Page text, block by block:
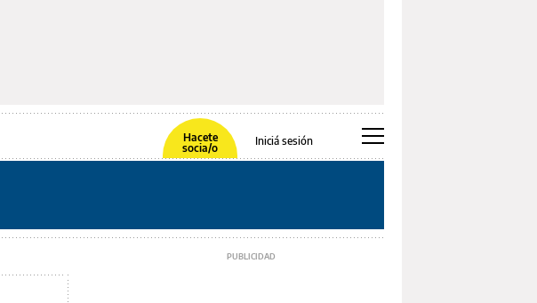
Hacete
socia/o
Iniciá sesión